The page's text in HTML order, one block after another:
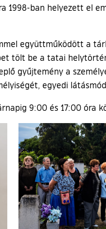
1998-ban helyezett el
együttműködött a
tölt be a tatai
gyűjtemény a
egyedi
9:00 és 17:00 óra